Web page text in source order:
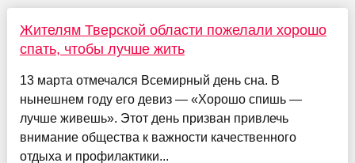
Жителям Тверской области пожелали хорошо
спать, чтобы лучше жить
13 марта отмечался Всемирный день сна. В
нынешнем году его девиз — «Хорошо спишь —
лучше живешь». Этот день призван привлечь
внимание общества к важности качественного
отдыха и профилактики...